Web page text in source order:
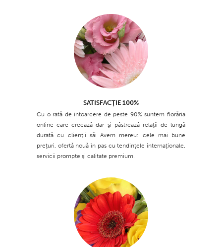
SATISFACŢIE 100%
Cu o rată de întoarcere de peste 90% suntem florăria
online care creează dar şi păstrează relaţii de lungă
durată cu clienţii săi Avem mereu: cele mai bune
preţuri, ofertă nouă în pas cu tendinţele internaţionale,
servicii prompte şi calitate premium.